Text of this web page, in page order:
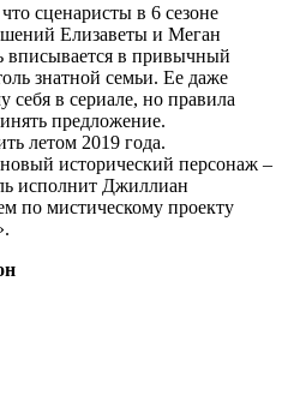
сценаристы в 6 сезоне
Елизаветы и Меган
вписывается в привычный
знатной семьи. Ее даже
себя в сериале, но правила
предложение.
летом 2019 года.
исторический персонаж –
исполнит Джиллиан
по мистическому проекту